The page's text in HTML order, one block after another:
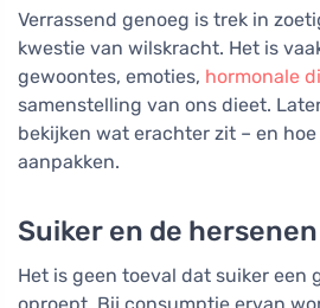
Verrassend genoeg is trek in
kwestie van wilskracht. Het is
gewoontes, emoties, hormonale
samenstelling van ons dieet.
bekijken wat erachter zit – en
aanpakken.
Suiker en de hersenen
Het is geen toeval dat suiker een